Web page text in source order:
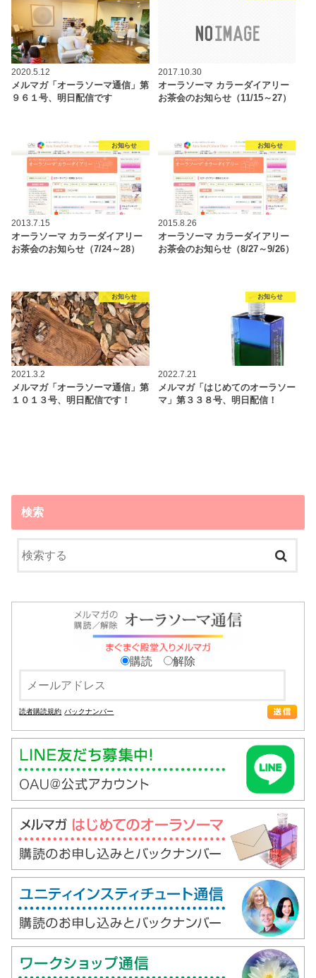
2020.5.12
メルマガ「オーラソーマ通信」第
９６１号、明日配信です
2017.10.30
オーラソーマ カラーダイアリー
お茶会のお知らせ（11/15～27）
お知らせ
2013.7.15
オーラソーマ カラーダイアリー
お茶会のお知らせ（7/24～28）
お知らせ
2015.8.26
オーラソーマ カラーダイアリー
お茶会のお知らせ（8/27～9/26）
お知らせ
2021.3.2
メルマガ「オーラソーマ通信」第
１０１３号、明日配信です！
お知らせ
2022.7.21
メルマガ「はじめてのオーラソー
マ」第３３８号、明日配信！
検索
購読 解除
読者購読規約 バックナンバー